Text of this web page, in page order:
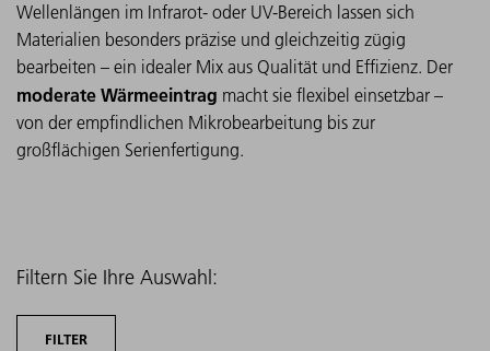
Wellenlängen im Infrarot- oder UV-Bereich lassen sich
Materialien besonders präzise und gleichzeitig zügig
bearbeiten – ein idealer Mix aus Qualität und Effizienz. Der
moderate Wärmeeintrag macht sie flexibel einsetzbar –
von der empfindlichen Mikrobearbeitung bis zur
großflächigen Serienfertigung.
Filtern Sie Ihre Auswahl:
FILTER